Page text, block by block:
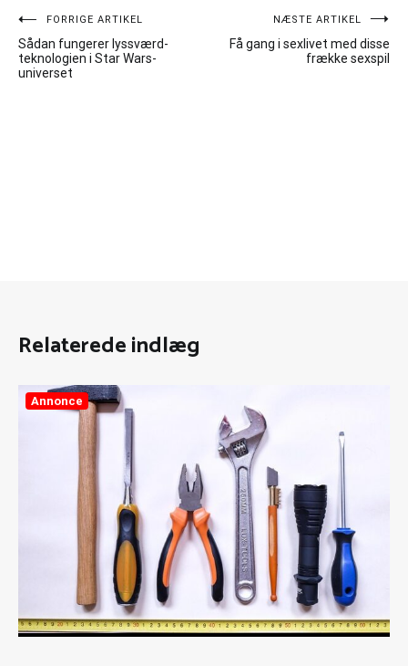
Indlægsnavigation
FORRIGE ARTIKEL
Sådan fungerer lyssværd-
teknologien i Star Wars-
universet
NÆSTE ARTIKEL
Få gang i sexlivet med disse
frække sexspil
Relaterede indlæg
Annonce